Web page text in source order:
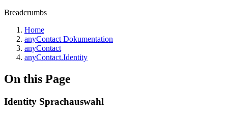
Breadcrumbs
Home
anyContact Dokumentation
anyContact
anyContact.Identity
On this Page
Identity Sprachauswahl